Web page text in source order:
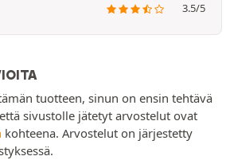
3.5/5
tuotteen, sinun on ensin tehtävä
sivustolle jätetyt arvostelut ovat
kohteena. Arvostelut on järjestetty